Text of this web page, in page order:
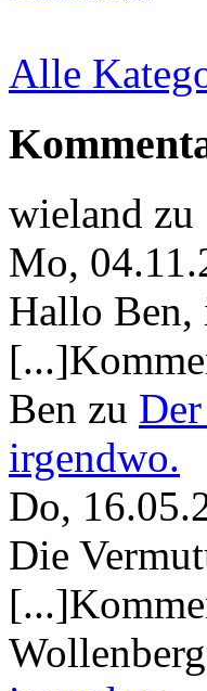
Alle
wieland zu
Mo,
Hallo Ben,
Ben zu
irgendwo.
Do,
Die
Wollenberg